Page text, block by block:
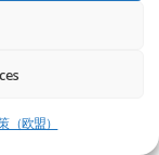
（欧盟）
انغلاق جفن
ظهور تورم حاد